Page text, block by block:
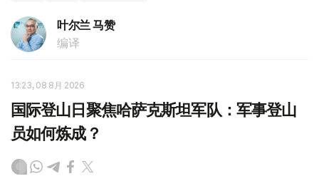
叶尔兰 马赞
编译
13:23, 08 8月 2026
国际登山日聚焦哈萨克斯坦军队：军事登山
员如何炼成？